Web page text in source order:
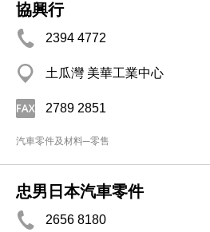
協興行
2394 4772
土瓜灣 美華工業中心
2789 2851
汽車零件及材料─零售
忠男日本汽車零件
2656 8180